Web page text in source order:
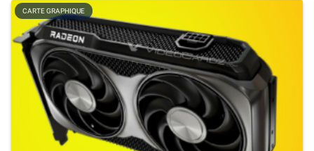
CARTE GRAPHIQUE